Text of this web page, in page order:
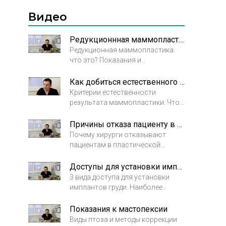
корректирующая операция.
Кантопексия, возможно ,
Пластика по наращиванию кожи.
С уважением Васильев Максим.
Видео
Редукционнная маммопластика (уменьшение груди)
Редукционная маммопластика:
что это? Показания и
Как добиться естественного увеличения груди
Критерии естественности
результата маммопластики. Что
достигнуть натурального
результат операции.
Причины отказа пациенту в операции
Почему хирурги отказывают
пациентам в пластической
уменьшения и увеличения груди.
Интервью с пластическим
хирургом Васильевым Максимом
Доступы для установки имплантов груди
3 вида доступа для установки
имплантов груди. Наиболее
установки имплантов груди.
Интервью с пластическим
Показания к мастопексии
Виды птоза и методы коррекции